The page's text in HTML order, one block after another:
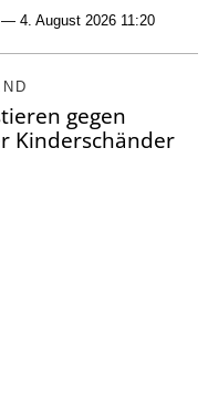
4. August 2026 11:20
gegen
Kinderschänder